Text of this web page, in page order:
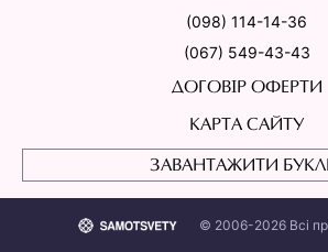
(098) 114-14-36
(067) 549-43-43
ДОГОВІР ОФЕРТИ
КАРТА САЙТУ
ЗАВАНТАЖИТИ
© 2006-2026 Всі